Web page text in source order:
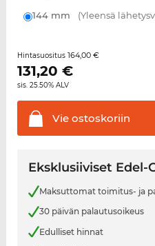
144 mm (Yleensä
Hintasuositus 164,00 €
131,20 €
sis. 25.50% ALV
Vieostoskoriin
Eksklusiiviset Edel-
Maksuttomat toimitus- ja
30 päivän palautusoikeus
Edulliset hinnat